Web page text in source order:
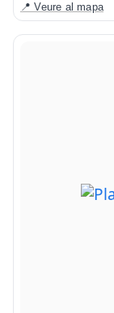
📍 Veure al mapa